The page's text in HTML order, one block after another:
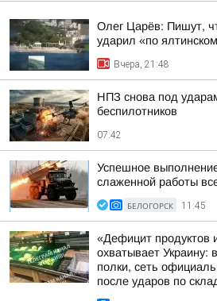
Олег Царёв: Пишут,
ударил «по
Вчера, 21:48
НПЗ снова под
беспилотников
07:42
Успешное
слаженной работы
БЕЛОГОРСК 11:45
«Дефицит продуктов
охватывает Украину:
полки, сеть
после ударов по